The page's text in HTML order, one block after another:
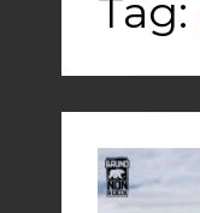
Tag: